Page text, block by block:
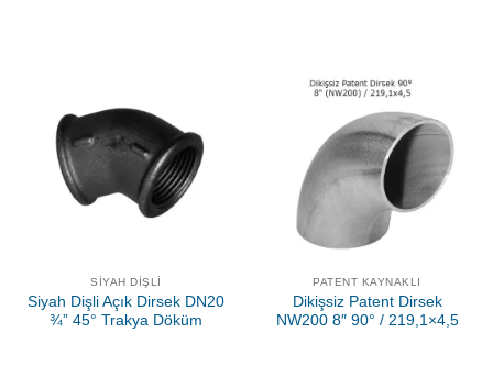
SIYAH DIŞLI
Siyah Dişli Açık Dirsek DN20
¾” 45° Trakya Döküm
PATENT KAYNAKLI
Dikişsiz Patent Dirsek
NW200 8″ 90° / 219,1×4,5